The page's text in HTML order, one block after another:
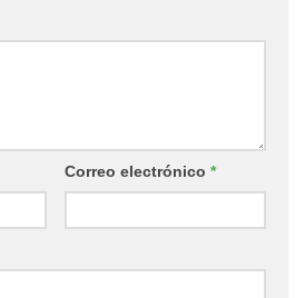
Correo electrónico *